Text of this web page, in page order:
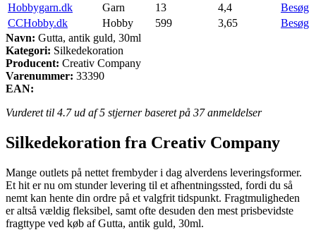
Hobbygarn.dk
Garn 13 4,4
Besøg
CCHobby.dk
Hobby 599 3,65
Besøg
Navn: Gutta, antik guld, 30ml
Kategori: Silkedekoration
Producent: Creativ Company
Varenummer: 33390
EAN:
Vurderet til 4.7ud af 5 stjerner baseret på 37anmeldelser
Silkedekoration fra Creativ Company
Mange outlets på nettet frembyder i dag alverdens leveringsformer.
Et hit er nu om stunder levering til et afhentningssted, fordi du så
nemt kan hente din ordre på et valgfrit tidspunkt. Fragtmuligheden
er altså vældig fleksibel, samt ofte desuden den mest prisbevidste
fragttype ved køb af Gutta, antik guld, 30ml.